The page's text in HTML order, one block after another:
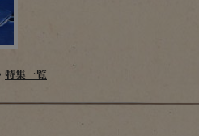
特集一覧